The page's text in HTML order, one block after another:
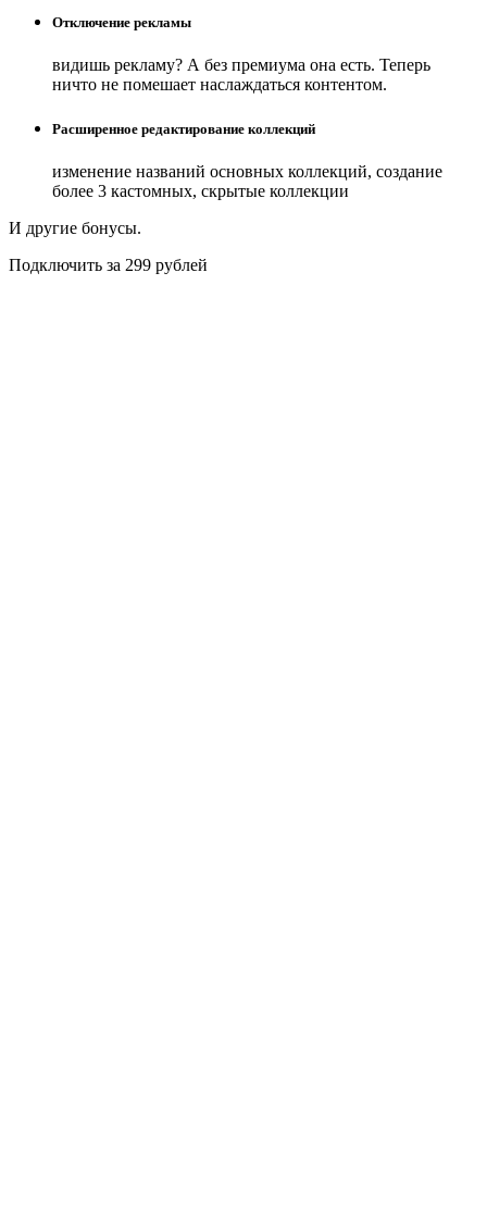
Отключение рекламы
видишь рекламу? А без премиума она есть. Теперь
ничто не помешает наслаждаться контентом.
Расширенное редактирование коллекций
изменение названий основных коллекций, создание
более 3 кастомных, скрытые коллекции
И другие бонусы.
Подключить за 299 рублей